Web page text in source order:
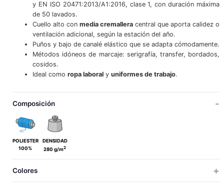
y EN ISO 20471:2013/A1:2016, clase 1, con duración máxima
de 50 lavados.
Cuello alto con media cremallera central que aporta calidez o
ventilación adicional, según la estación del año.
Puños y bajo de canalé elástico que se adapta cómodamente.
Métodos idóneos de marcaje: serigrafía, transfer, bordados,
cosidos.
Ideal como ropa laboraly uniformes de trabajo.
Composición
POLIESTER
100%
DENSIDAD
280 g/m2
Colores